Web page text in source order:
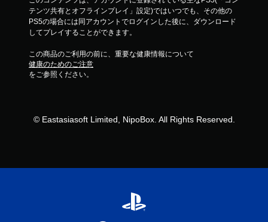
テンツ共有とオフラインプレイ」設定)ではいつでも、その他の
PS5の場合には同アカウントでログインした後に、ダウンロード
してプレイすることができます。
この商品のご利用の前に、重要な健康情報について
健康のためのご注意
をご参照ください。
© Eastasiasoft Limited, NipoBox. All Rights Reserved.